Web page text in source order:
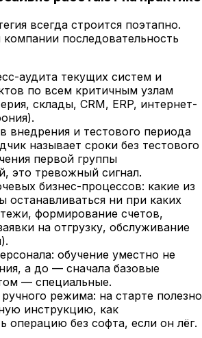
всегда строится поэтапно.
последовательность
аудита текущих систем и
по всем критичным узлам
склады, CRM, ERP, интернет-
внедрения и тестового периода
называет сроки без тестового
первой группы
это тревожный сигнал.
бизнес-процессов: какие из
останавливаться ни при каких
формирование счетов,
на отгрузку, обслуживание
обучение уместно не
а до — сначала базовые
— специальные.
режима: на старте полезно
инструкцию, как
операцию без софта, если он лёг.